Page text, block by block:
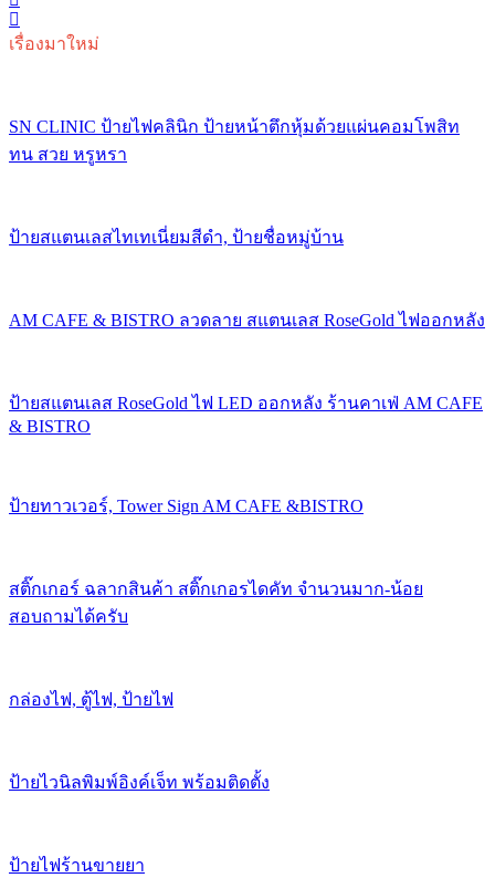
เรื่องมาใหม่
SN CLINIC ป้ายไฟคลินิก ป้ายหน้าตึกหุ้มด้วยแผ่นคอมโพสิท
ทน สวย หรูหรา
ป้ายสแตนเลสไทเทเนี่ยมสีดำ, ป้ายชื่อหมู่บ้าน
AM CAFE & BISTRO ลวดลาย สแตนเลส RoseGold ไฟออกหลัง
ป้ายสแตนเลส RoseGold ไฟ LED ออกหลัง ร้านคาเฟ่ AM CAFE
& BISTRO
ป้ายทาวเวอร์, Tower Sign AM CAFE &BISTRO
สติ๊กเกอร์ ฉลากสินค้า สติ๊กเกอรไดคัท จำนวนมาก-น้อย
สอบถามได้ครับ
กล่องไฟ, ตู้ไฟ, ป้ายไฟ
ป้ายไวนิลพิมพ์อิงค์เจ็ท พร้อมติดตั้ง
ป้ายไฟร้านขายยา